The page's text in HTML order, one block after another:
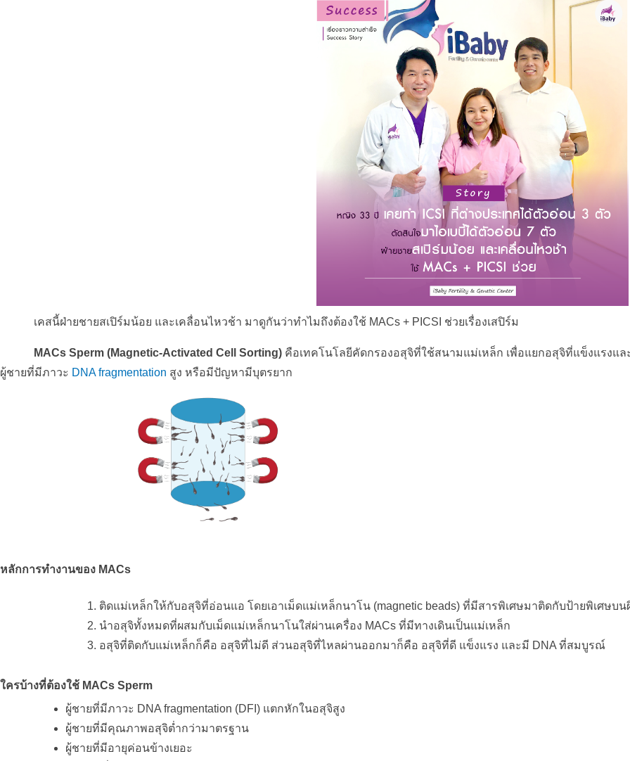
เคสนี้ฝ่ายชายสเปิร์มน้อย และเคลื่อนไหวช้า มาดูกันว่าทำไมถึงต้องใช้ MACs + PICSI ช่วยเรื่องเสปิร์ม
MACs Sperm (Magnetic-Activated Cell Sorting) คือเทคโนโลยีคัดกรองอสุจิที่ใช้สนามแม่เหล็ก เพื่อแยกอสุจิที่แข็งแรงแ
ผู้ชายที่มีภาวะ DNA fragmentation สูง หรือมีปัญหามีบุตรยาก
หลักการทำงานของ MACs
ติดแม่เหล็กให้กับอสุจิที่อ่อนแอ โดยเอาเม็ดแม่เหล็กนาโน (magnetic beads) ที่มีสารพิเศษมาติดกับป้ายพิเศษบ
นำอสุจิทั้งหมดที่ผสมกับเม็ดแม่เหล็กนาโนใส่ผ่านเครื่อง MACs ที่มีทางเดินเป็นแม่เหล็ก
อสุจิที่ติดกับแม่เหล็กก็คือ อสุจิที่ไม่ดี ส่วนอสุจิที่ไหลผ่านออกมาก็คือ อสุจิที่ดี แข็งแรง และมี DNA ที่สมบูรณ์
ใครบ้างที่ต้องใช้ MACs Sperm
ผู้ชายที่มีภาวะ DNA fragmentation (DFI) แตกหักในอสุจิสูง
ผู้ชายที่มีคุณภาพอสุจิต่ำกว่ามาตรฐาน
ผู้ชายที่มีอายุค่อนข้างเยอะ